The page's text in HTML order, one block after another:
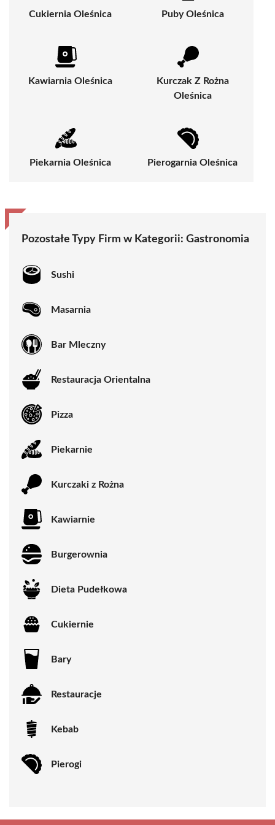
Cukiernia Oleśnica Puby Oleśnica
Kawiarnia Oleśnica
Kurczak Z Rożna
Oleśnica
Piekarnia Oleśnica Pierogarnia Oleśnica
Pozostałe Typy Firm w Kategorii: Gastronomia
Sushi
Masarnia
Bar Mleczny
Restauracja Orientalna
Pizza
Piekarnie
Kurczaki z Rożna
Kawiarnie
Burgerownia
Dieta Pudełkowa
Cukiernie
Bary
Restauracje
Kebab
Pierogi